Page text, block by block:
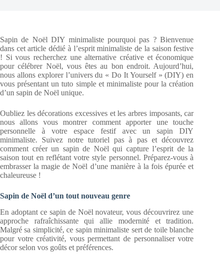
Sapin de Noël DIY minimaliste pourquoi pas ? Bienvenue
dans cet article dédié à l’esprit minimaliste de la saison festive
! Si vous recherchez une alternative créative et économique
pour célébrer Noël, vous êtes au bon endroit. Aujourd’hui,
nous allons explorer l’univers du « Do It Yourself » (DIY) en
vous présentant un tuto simple et minimaliste pour la création
d’un sapin de Noël unique.
Oubliez les décorations excessives et les arbres imposants, car
nous allons vous montrer comment apporter une touche
personnelle à votre espace festif avec un sapin DIY
minimaliste. Suivez notre tutoriel pas à pas et découvrez
comment créer un sapin de Noël qui capture l’esprit de la
saison tout en reflétant votre style personnel. Préparez-vous à
embrasser la magie de Noël d’une manière à la fois épurée et
chaleureuse !
Sapin de Noël d’un tout nouveau genre
En adoptant ce sapin de Noël novateur, vous découvrirez une
approche rafraîchissante qui allie modernité et tradition.
Malgré sa simplicité, ce sapin minimaliste sert de toile blanche
pour votre créativité, vous permettant de personnaliser votre
décor selon vos goûts et préférences.